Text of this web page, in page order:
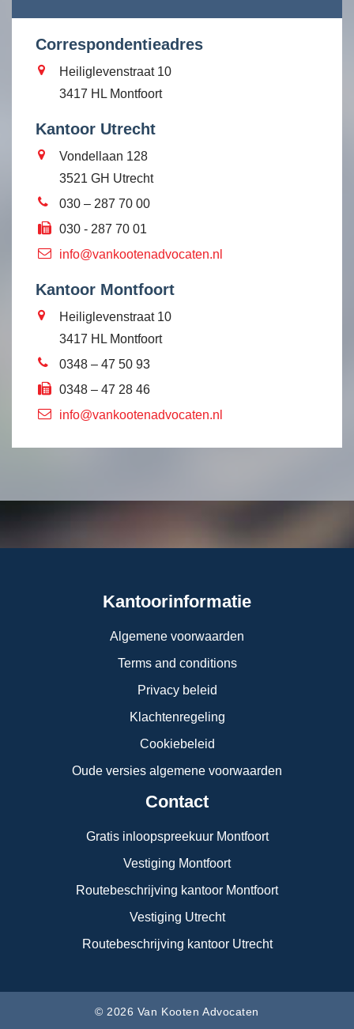
Correspondentieadres
Heiliglevenstraat 10
3417 HL Montfoort
Kantoor Utrecht
Vondellaan 128
3521 GH Utrecht
030 – 287 70 00
030 - 287 70 01
info@vankootenadvocaten.nl
Kantoor Montfoort
Heiliglevenstraat 10
3417 HL Montfoort
0348 – 47 50 93
0348 – 47 28 46
info@vankootenadvocaten.nl
Kantoorinformatie
Algemene voorwaarden
Terms and conditions
Privacy beleid
Klachtenregeling
Cookiebeleid
Oude versies algemene voorwaarden
Contact
Gratis inloopspreekuur Montfoort
Vestiging Montfoort
Routebeschrijving kantoor Montfoort
Vestiging Utrecht
Routebeschrijving kantoor Utrecht
© 2026 Van Kooten Advocaten